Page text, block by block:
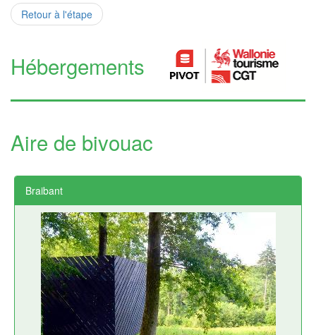
Retour à l'étape
Hébergements
Aire de bivouac
Braibant